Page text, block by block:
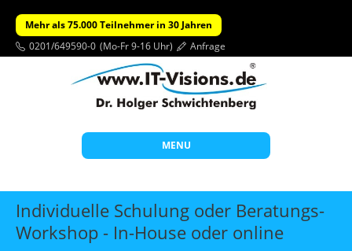
Mehr als 75.000 Teilnehmer in 30 Jahren
0201/649590-0 (Mo-Fr 9-16 Uhr) Anfrage
MENU
Start
Themen
Individuelle Schulung oder Beratungs-
Workshop - In-House oder online